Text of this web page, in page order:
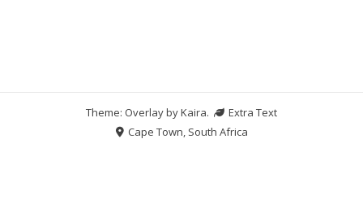
Theme: Overlay byKaira.
Extra Text
Cape Town, South Africa